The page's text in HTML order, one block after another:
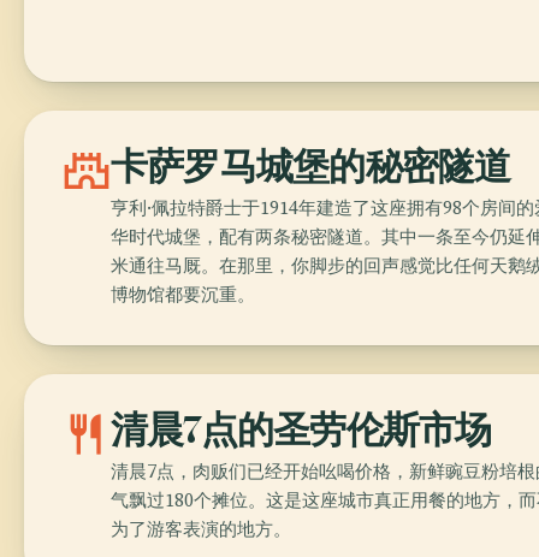
castle卡萨罗马城堡的秘密隧道
亨利·佩拉特爵士于1914年建造了这座拥有98个房间
华时代城堡，配有两条秘密隧道。其中一条至今仍延
米通往马厩。在那里，你脚步的回声感觉比任何天鹅
博物馆都要沉重。
restaurant 清晨7点的圣劳伦斯市场
清晨7点，肉贩们已经开始吆喝价格，新鲜豌豆粉培
气飘过180个摊位。这是这座城市真正用餐的地方，
为了游客表演的地方。